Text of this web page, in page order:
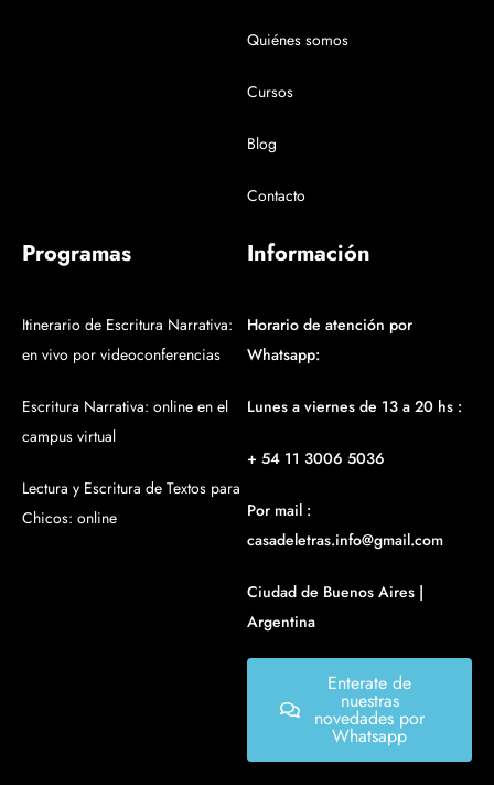
Quiénes somos
Cursos
Blog
Contacto
Programas
Itinerario de Escritura Narrativa:
en vivo por videoconferencias
Escritura Narrativa: online en el
campus virtual
Lectura y Escritura de Textos para
Chicos: online
Información
Horario de atención por
Whatsapp:
Lunes a viernes de 13 a 20 hs :
+ 54 11 3006 5036
Por mail :
casadeletras.info@gmail.com
Ciudad de Buenos Aires |
Argentina
Enterate de
nuestras
novedades por
Whatsapp